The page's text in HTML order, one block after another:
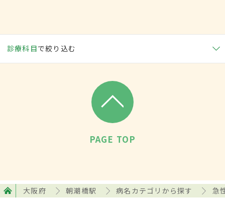
診療科目で絞り込む
PAGE TOP
大阪府 朝潮橋駅 病名カテゴリから探す 急